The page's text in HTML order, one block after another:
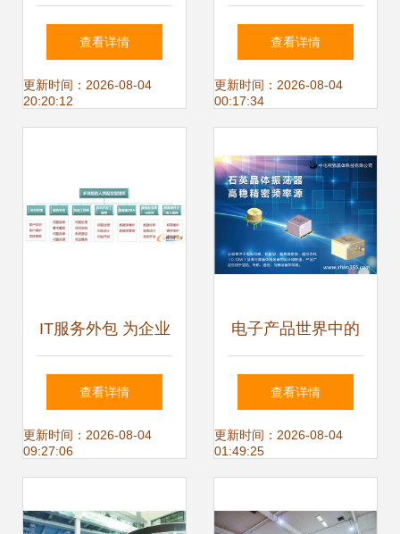
营企业高质量发展
技术服务与开发的
查看详情
更新时间：2026-08-04
20:20:12
产权管理助力高质
量发展 技术服务与
动
查看详情
更新时间：2026-08-04
00:17:34
IT服务外包 为企业
搭建专业IT团队的
智慧选择
查看详情
更新时间：2026-08-04
09:27:06
电子产品世界中的
技术服务与开发 创
新驱动的未来
查看详情
更新时间：2026-08-04
01:49:25